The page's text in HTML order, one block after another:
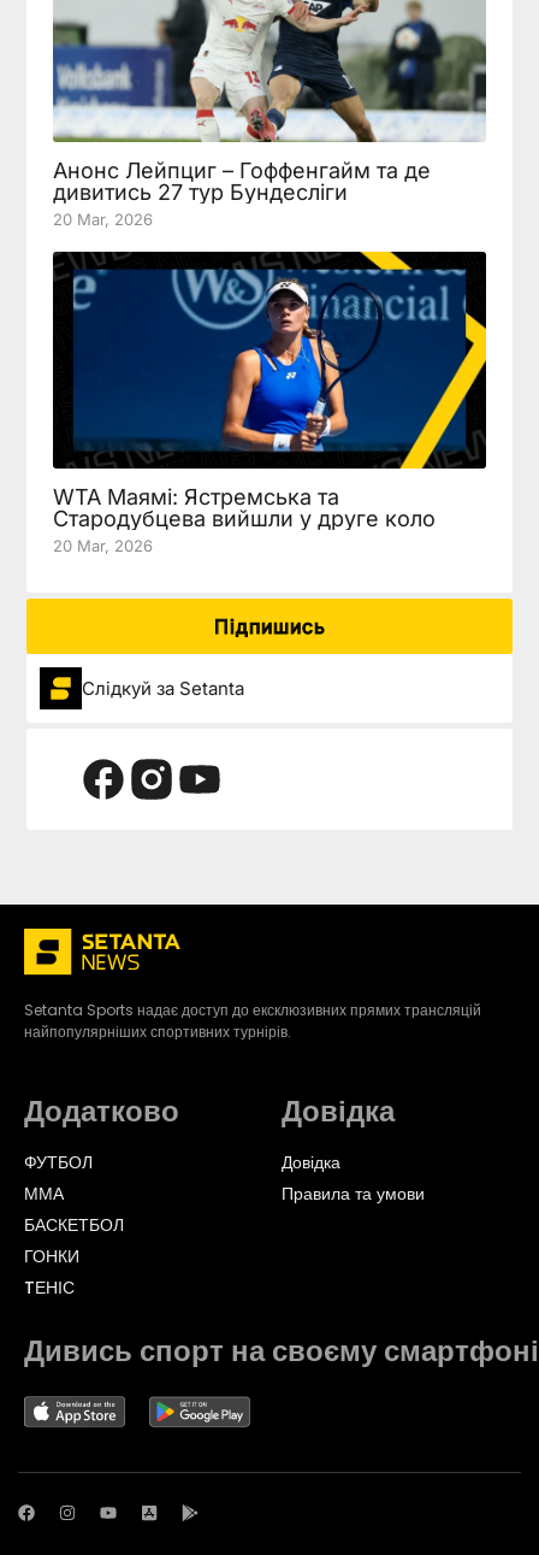
Анонс Лейпциг – Гоффенгайм та де
дивитись 27 тур Бундесліги
20 Mar, 2026
WTA Маямі: Ястремська та
Стародубцева вийшли у друге коло
20 Mar, 2026
Підпишись
Слідкуй за Setanta
Setanta Sports надає доступ до ексклюзивних прямих трансляцій
найпопулярніших спортивних турнірів.
Додатково
ФУТБОЛ
ММА
БАСКЕТБОЛ
ГОНКИ
TЕНІС
Довідка
Довідка
Правила та умови
Дивись спорт на своєму смартфоні